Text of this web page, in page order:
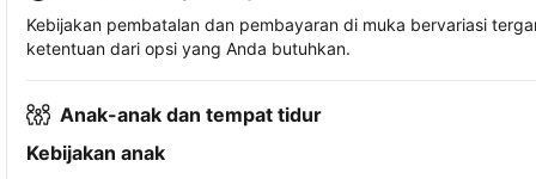
Kebijakan pembatalan dan pembayaran di muka bervariasi
ketentuan dari opsi yang Anda butuhkan.
Anak-anak dan tempat tidur
Kebijakan anak